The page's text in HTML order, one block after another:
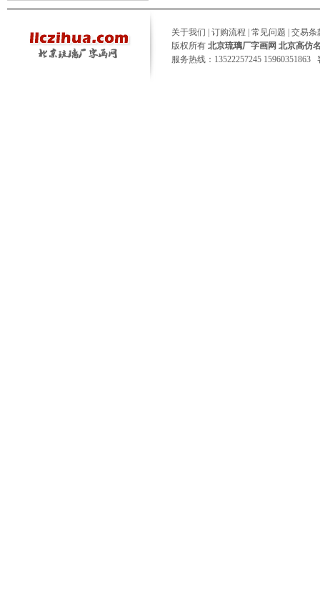
关于我们 订购流程 常见问题
交易条
版权所有 北京琉璃厂字画网 北京高仿
服务热线：13522257245 15960351863